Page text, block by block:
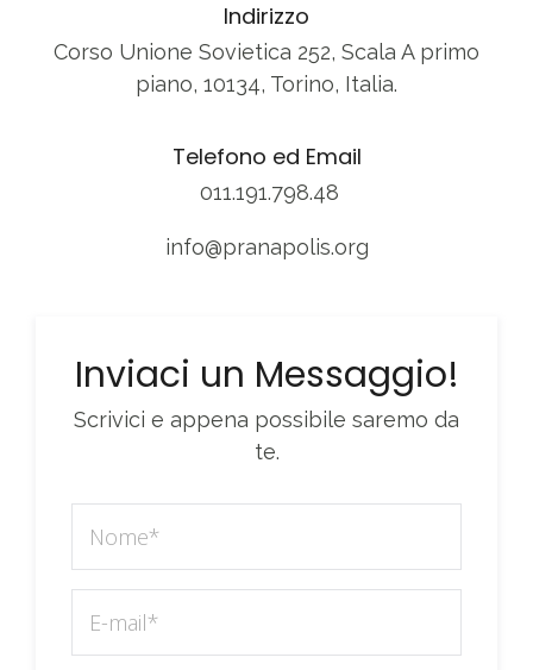
Indirizzo
Corso Unione Sovietica 252, Scala A primo
piano, 10134, Torino, Italia.
Telefono ed Email
011.191.798.48
info@pranapolis.org
Inviaci un Messaggio!
Scrivici e appena possibile saremo da
te.